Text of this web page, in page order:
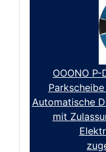
OOONO
Automatische
mit